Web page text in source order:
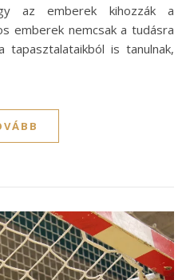
az emberek kihozzák a
emberek nemcsak a tudásra
tapasztalataikból is tanulnak,